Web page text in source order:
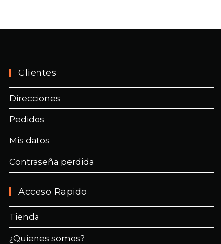
Clientes
Direcciones
Pedidos
Mis datos
Contraseña perdida
Acceso Rapido
Tienda
¿Quienes somos?